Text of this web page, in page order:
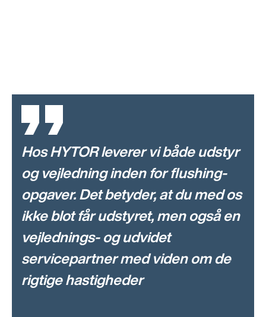
Hos HYTOR leverer vi både udstyr
og vejledning inden for flushing-
opgaver. Det betyder, at du med os
ikke blot får udstyret, men også en
vejlednings- og udvidet
servicepartner med viden om de
rigtige hastigheder